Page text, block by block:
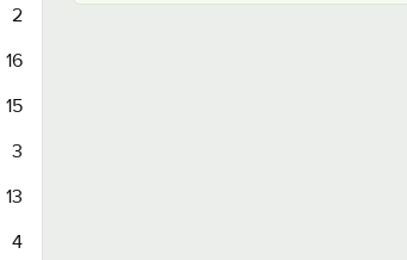
2
16
15
3
13
4